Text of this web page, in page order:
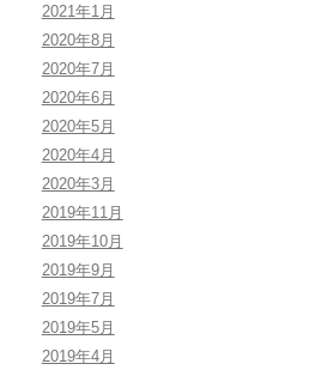
2021年1月
2020年8月
2020年7月
2020年6月
2020年5月
2020年4月
2020年3月
2019年11月
2019年10月
2019年9月
2019年7月
2019年5月
2019年4月